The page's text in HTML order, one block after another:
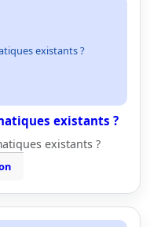
existants ?
existants ?
existants ?